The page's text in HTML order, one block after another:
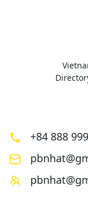
+84 888